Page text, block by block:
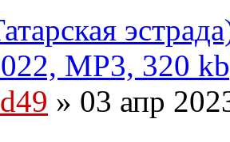
MP3, 320
» 03 апр